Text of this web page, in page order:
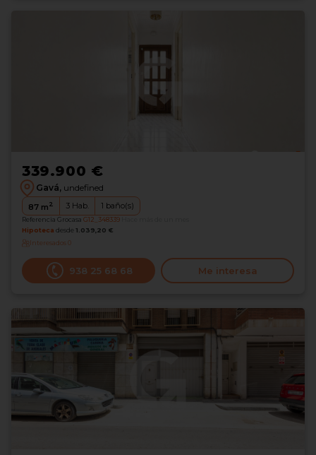
339.900 €
Gavá, undefined
87 m2 3 Hab. 1 baño(s)
Referencia Grocasa G12_348339
Hipoteca desde 1.039,20 €
Interesados0
938 25 68 68 Me interesa